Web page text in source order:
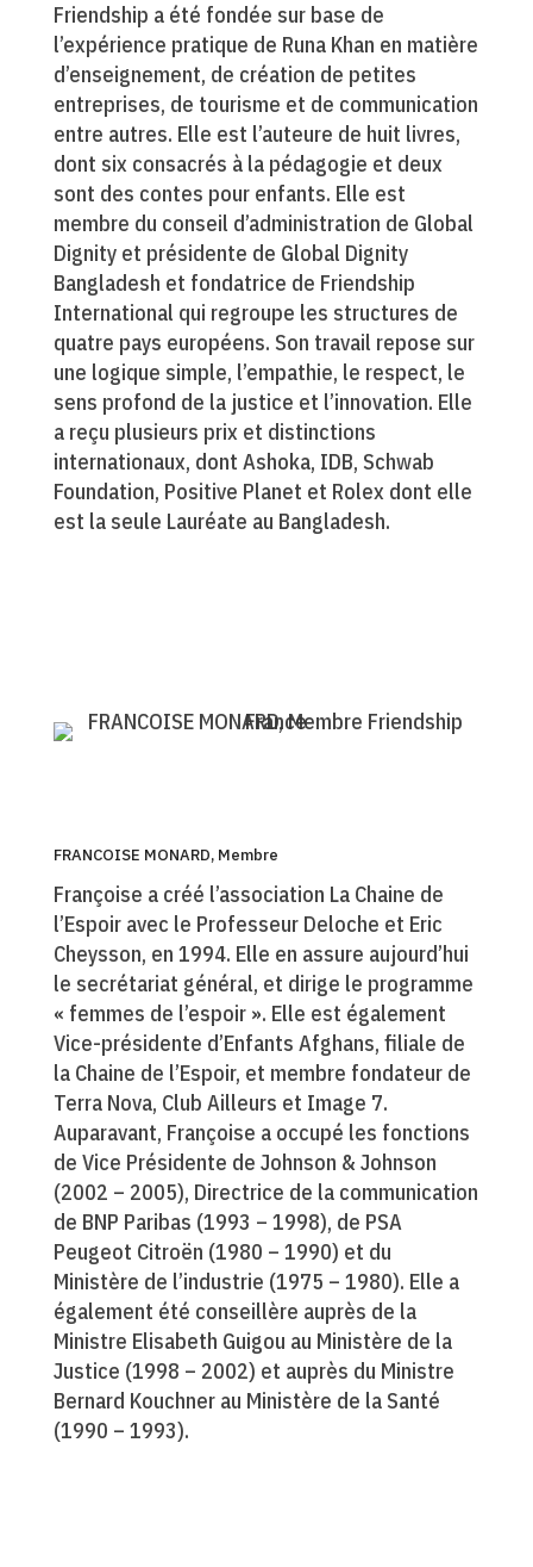
Friendship a été fondée sur base de
l’expérience pratique de Runa Khan en matière
d’enseignement, de création de petites
entreprises, de tourisme et de communication
entre autres. Elle est l’auteure de huit livres,
dont six consacrés à la pédagogie et deux
sont des contes pour enfants. Elle est
membre du conseil d’administration de Global
Dignity et présidente de Global Dignity
Bangladesh et fondatrice de Friendship
International qui regroupe les structures de
quatre pays européens. Son travail repose sur
une logique simple, l’empathie, le respect, le
sens profond de la justice et l’innovation. Elle
a reçu plusieurs prix et distinctions
internationaux, dont Ashoka, IDB, Schwab
Foundation, Positive Planet et Rolex dont elle
est la seule Lauréate au Bangladesh.
FRANCOISE MONARD, Membre
Françoise a créé l’association La Chaine de
l’Espoir avec le Professeur Deloche et Eric
Cheysson, en 1994. Elle en assure aujourd’hui
le secrétariat général, et dirige le programme
« femmes de l’espoir ». Elle est également
Vice-présidente d’Enfants Afghans, filiale de
la Chaine de l’Espoir, et membre fondateur de
Terra Nova, Club Ailleurs et Image 7.
Auparavant, Françoise a occupé les fonctions
de Vice Présidente de Johnson & Johnson
(2002 – 2005), Directrice de la communication
de BNP Paribas (1993 – 1998), de PSA
Peugeot Citroën (1980 – 1990) et du
Ministère de l’industrie (1975 – 1980). Elle a
également été conseillère auprès de la
Ministre Elisabeth Guigou au Ministère de la
Justice (1998 – 2002) et auprès du Ministre
Bernard Kouchner au Ministère de la Santé
(1990 – 1993).